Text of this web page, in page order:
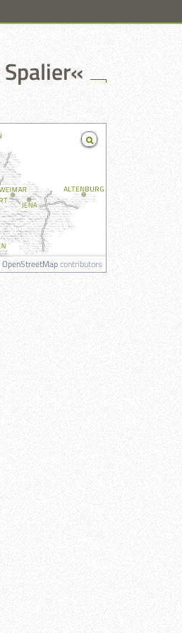
OpenStreetMapcontributors